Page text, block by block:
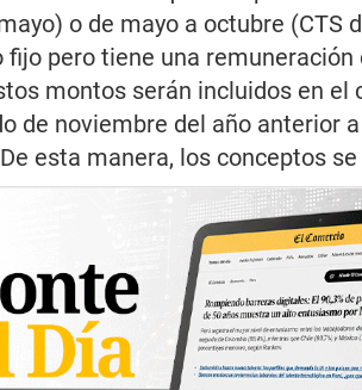
o de mayo a octubre (CTS
pero tiene una
montos serán incluidos en el
de noviembre del año anterior
esta manera, los conceptos